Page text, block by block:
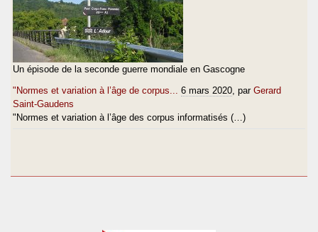
Un épisode de la seconde guerre mondiale en Gascogne
"Normes et variation à l’âge de corpus...
6 mars 2020 , par Gerard
Saint-Gaudens
"Normes et variation à l’âge des corpus informatisés (…)